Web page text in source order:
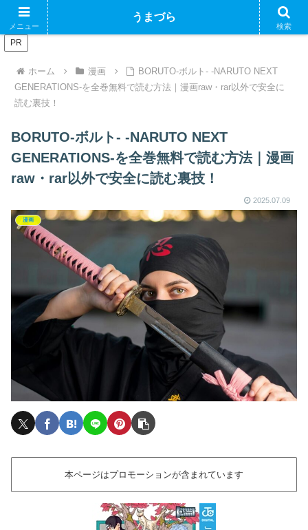
ブログで収益化できるかやってみるブログ
PR
ホーム 漫画
BORUTO-ボルト- -NARUTO NEXT
GENERATIONS-を全巻無料で読む方法｜漫画raw・rar以外で安全に
読む裏技！
BORUTO-ボルト- -NARUTO NEXT
GENERATIONS-を全巻無料で読む方法｜漫画
raw・rar以外で安全に読む裏技！
2025.07.09
漫画
本ページはプロモーションが含まれています
メニュー
うまづら
検索